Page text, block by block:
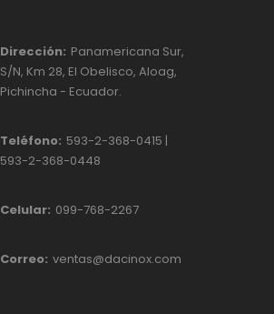
Dirección: Panamericana Sur,
S/N, Km 28, El Obelisco, Aloag,
Pichincha - Ecuador.
Teléfono: 593-2-368-0415 |
593-2-368-0448
Celular: 099-768-2267
Correo: ventas@dacinox.com